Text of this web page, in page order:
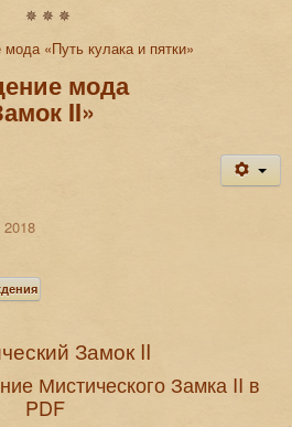
✵ ✵ ✵
«Путь кулака и пятки»
мода
II»
Замок II
Мистического Замка II в
PDF